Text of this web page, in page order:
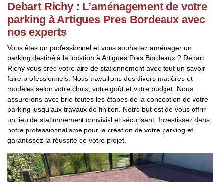
Debart Richy : L’aménagement de votre
parking à Artigues Pres Bordeaux avec
nos experts
Vous êtes un professionnel et vous souhaitez aménager un
parking destiné à la location à Artigues Pres Bordeaux ? Debart
Richy vous crée votre aire de stationnement avec tout un savoir-
faire professionnels. Nous travaillons des divers matières et
modèles selon votre choix, votre goût et votre budget. Nous
assurerons avec brio toutes les étapes de la conception de votre
parking jusqu’aux travaux de finition. Notre but est de vous offrir
un lieu de stationnement convivial et sécurisant. Investissez dans
notre professionnalisme pour la création de votre parking et
garantissez la réussite de votre projet.